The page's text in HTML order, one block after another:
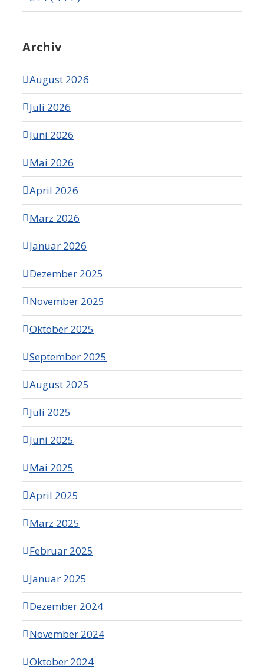
Archiv
August 2026
Juli 2026
Juni 2026
Mai 2026
April 2026
März 2026
Januar 2026
Dezember 2025
November 2025
Oktober 2025
September 2025
August 2025
Juli 2025
Juni 2025
Mai 2025
April 2025
März 2025
Februar 2025
Januar 2025
Dezember 2024
November 2024
Oktober 2024